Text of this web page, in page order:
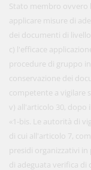
Stato membro ovvero
applicare misure di
dei documenti di
c) l'efficace
procedure di gruppo
conservazione dei
competente a vigilare
v) all'articolo 30, dopo
«1-bis. Le autorità di
di cui all'articolo 7,
presidi organizzativi
di adeguata verifica di